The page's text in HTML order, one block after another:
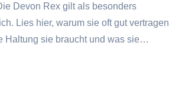
Devon Rex gilt als besonders
Lies hier, warum sie oft gut vertragen
Haltung sie braucht und was sie…